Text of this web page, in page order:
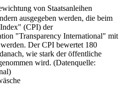
von Staatsanleihen
ausgegeben werden, die beim
(CPI) der
"Transparency International" mit
Der CPI bewertet 180
wie stark der öffentliche
wird. (Datenquelle: